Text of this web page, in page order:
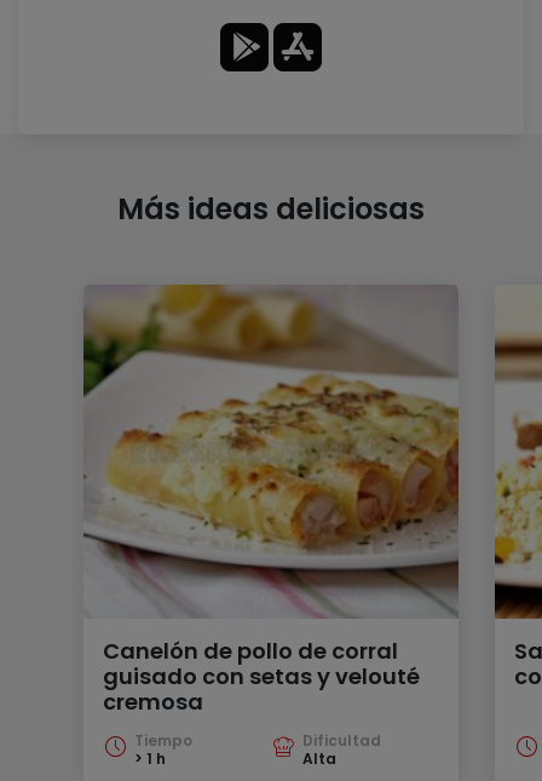
Más ideas deliciosas
Canelón de pollo de corral
guisado con setas y velouté
cremosa
Tiempo
> 1 h
Dificultad
Alta